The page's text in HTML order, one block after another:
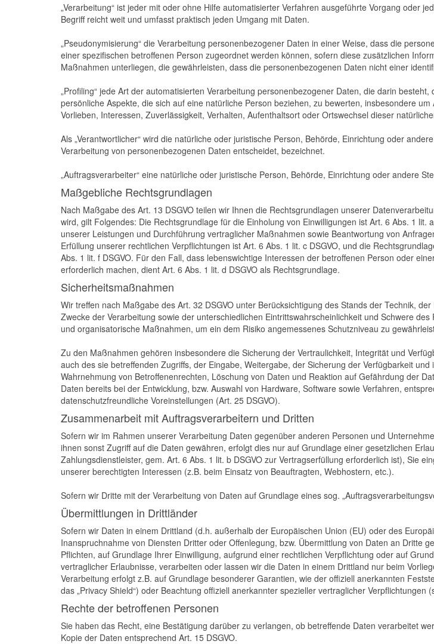
„Verarbeitung“ ist jeder mit oder ohne Hilfe automatisierter Verfahren ausgeführte Vorgang oder
Begriff reicht weit und umfasst praktisch jeden Umgang mit Daten.
„Pseudonymisierung“ die Verarbeitung personenbezogener Daten in einer Weise, dass die
einer spezifischen betroffenen Person zugeordnet werden können, sofern diese zusätzlichen
Maßnahmen unterliegen, die gewährleisten, dass die personenbezogenen Daten nicht einer
„Profiling“ jede Art der automatisierten Verarbeitung personenbezogener Daten, die darin
persönliche Aspekte, die sich auf eine natürliche Person beziehen, zu bewerten, insbesondere
Vorlieben, Interessen, Zuverlässigkeit, Verhalten, Aufenthaltsort oder Ortswechsel dieser
Als „Verantwortlicher“ wird die natürliche oder juristische Person, Behörde, Einrichtung oder
Verarbeitung von personenbezogenen Daten entscheidet, bezeichnet.
„Auftragsverarbeiter“ eine natürliche oder juristische Person, Behörde, Einrichtung oder andere
Maßgebliche Rechtsgrundlagen
Nach Maßgabe des Art. 13 DSGVO teilen wir Ihnen die Rechtsgrundlagen unserer
wird, gilt Folgendes: Die Rechtsgrundlage für die Einholung von Einwilligungen ist Art. 6 Abs. 1
unserer Leistungen und Durchführung vertraglicher Maßnahmen sowie Beantwortung von
Erfüllung unserer rechtlichen Verpflichtungen ist Art. 6 Abs. 1 lit. c DSGVO, und die
Abs. 1 lit. f DSGVO. Für den Fall, dass lebenswichtige Interessen der betroffenen Person oder
erforderlich machen, dient Art. 6 Abs. 1 lit. d DSGVO als Rechtsgrundlage.
Sicherheitsmaßnahmen
Wir treffen nach Maßgabe des Art. 32 DSGVO unter Berücksichtigung des Stands der Technik,
Zwecke der Verarbeitung sowie der unterschiedlichen Eintrittswahrscheinlichkeit und Schwere
und organisatorische Maßnahmen, um ein dem Risiko angemessenes Schutzniveau zu
Zu den Maßnahmen gehören insbesondere die Sicherung der Vertraulichkeit, Integrität und
auch des sie betreffenden Zugriffs, der Eingabe, Weitergabe, der Sicherung der Verfügbarkeit
Wahrnehmung von Betroffenenrechten, Löschung von Daten und Reaktion auf Gefährdung der
Daten bereits bei der Entwicklung, bzw. Auswahl von Hardware, Software sowie Verfahren,
datenschutzfreundliche Voreinstellungen (Art. 25 DSGVO).
Zusammenarbeit mit Auftragsverarbeitern und Dritten
Sofern wir im Rahmen unserer Verarbeitung Daten gegenüber anderen Personen und
ihnen sonst Zugriff auf die Daten gewähren, erfolgt dies nur auf Grundlage einer gesetzlichen
Zahlungsdienstleister, gem. Art. 6 Abs. 1 lit. b DSGVO zur Vertragserfüllung erforderlich ist), Sie
unserer berechtigten Interessen (z.B. beim Einsatz von Beauftragten, Webhostern, etc.).
Sofern wir Dritte mit der Verarbeitung von Daten auf Grundlage eines sog.
Übermittlungen in Drittländer
Sofern wir Daten in einem Drittland (d.h. außerhalb der Europäischen Union (EU) oder des
Inanspruchnahme von Diensten Dritter oder Offenlegung, bzw. Übermittlung von Daten an Dritte
Pflichten, auf Grundlage Ihrer Einwilligung, aufgrund einer rechtlichen Verpflichtung oder auf
vertraglicher Erlaubnisse, verarbeiten oder lassen wir die Daten in einem Drittland nur beim
Verarbeitung erfolgt z.B. auf Grundlage besonderer Garantien, wie der offiziell anerkannten
das „Privacy Shield“) oder Beachtung offiziell anerkannter spezieller vertraglicher Verpflichtungen
Rechte der betroffenen Personen
Sie haben das Recht, eine Bestätigung darüber zu verlangen, ob betreffende Daten verarbeitet
Kopie der Daten entsprechend Art. 15 DSGVO.